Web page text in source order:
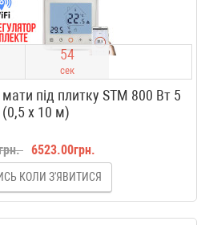
53
сек
під плитку STM 800 Вт 5
х 10 м)
6523.00грн.
КОЛИ З'ЯВИТИСЯ